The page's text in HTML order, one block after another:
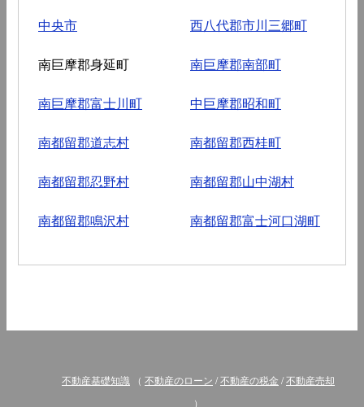
中央市 西八代郡市川三郷町
南巨摩郡身延町 南巨摩郡南部町
南巨摩郡富士川町 中巨摩郡昭和町
南都留郡道志村 南都留郡西桂町
南都留郡忍野村 南都留郡山中湖村
南都留郡鳴沢村 南都留郡富士河口湖町
不動産基礎知識 （ 不動産のローン /不動産の税金 /不動産売却
）